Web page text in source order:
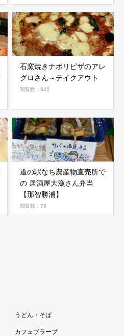
石窯焼きナポリピザのアレ
グロさん～テイクアウト
閲覧数：645
道の駅なち農産物直売所で
の 居酒屋大漁さん弁当
【那智勝浦】
閲覧数：78
うどん・そば
カフェブラーブ